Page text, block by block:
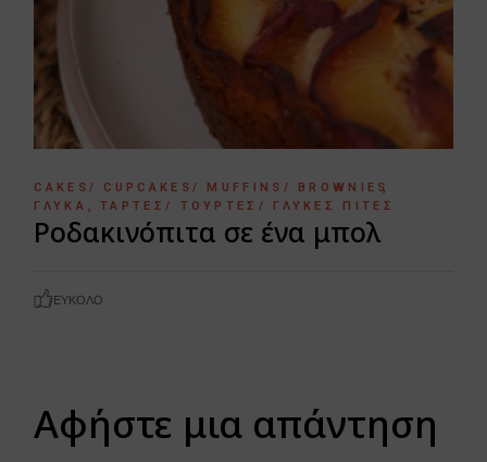
CAKES/ CUPCAKES/ MUFFINS/ BROWNIES
ΓΛΥΚΆ
ΤΆΡΤΕΣ/ ΤΟΎΡΤΕΣ/ ΓΛΥΚΈΣ ΠΊΤΕΣ
Ροδακινόπιτα σε ένα μπολ
ΕΎΚΟΛΟ
Αφήστε μια απάντηση